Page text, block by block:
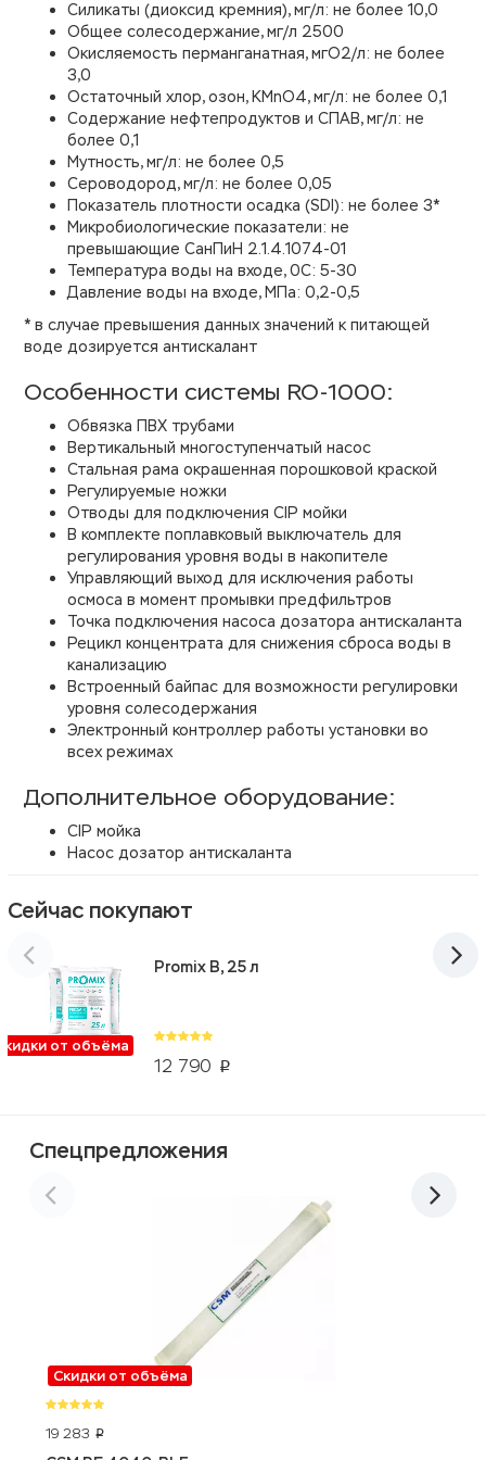
Силикаты (диоксид кремния), мг/л: не более 10,0
Общее солесодержание, мг/л 2500
Окисляемость перманганатная, мгO2/л: не более
3,0
Остаточный хлор, озон, KMnO4, мг/л: не более 0,1
Содержание нефтепродуктов и СПАВ, мг/л: не
более 0,1
Мутность, мг/л: не более 0,5
Сероводород, мг/л: не более 0,05
Показатель плотности осадка (SDI): не более 3*
Микробиологические показатели: не
превышающие СанПиН 2.1.4.1074-01
Температура воды на входе, 0С: 5-30
Давление воды на входе, МПа: 0,2-0,5
* в случае превышения данных значений к питающей
воде дозируется антискалант
Особенности системы RO-1000:
Обвязка ПВХ трубами
Вертикальный многоступенчатый насос
Стальная рама окрашенная порошковой краской
Регулируемые ножки
Отводы для подключения CIP мойки
В комплекте поплавковый выключатель для
регулирования уровня воды в накопителе
Управляющий выход для исключения работы
осмоса в момент промывки предфильтров
Точка подключения насоса дозатора антискаланта
Рецикл концентрата для снижения сброса воды в
канализацию
Встроенный байпас для возможности регулировки
уровня солесодержания
Электронный контроллер работы установки во
всех режимах
Дополнительное оборудование:
CIP мойка
Насос дозатор антискаланта
Сейчас покупают
от объёма
12 790 p
Promix B, 25 л
Спецпредложения
Скидки от объёма
19 283 p